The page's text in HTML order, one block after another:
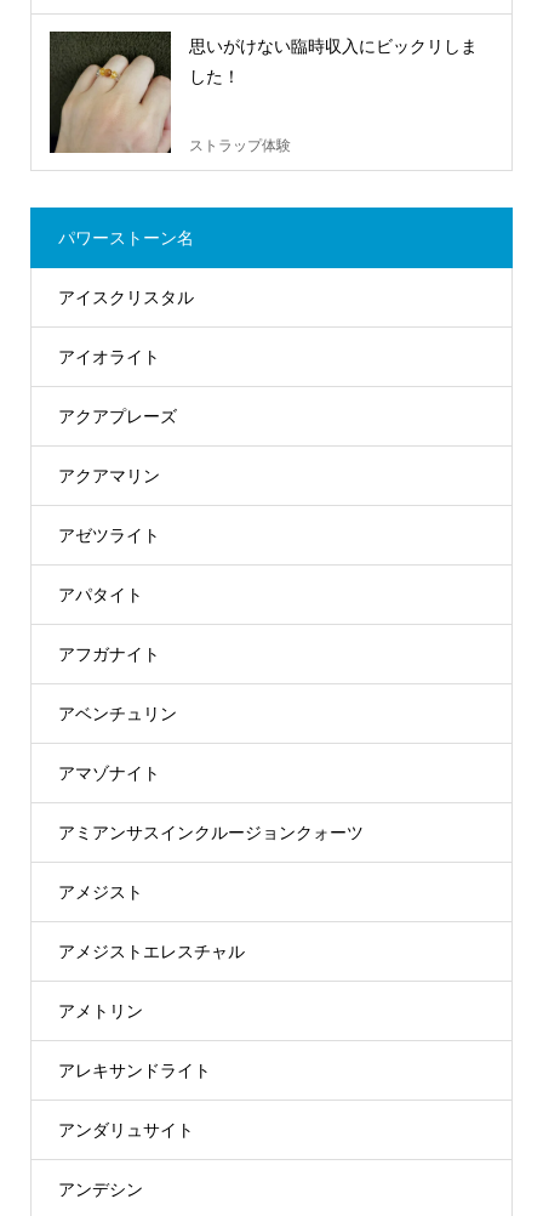
思いがけない臨時収入にビックリしま
した！
ストラップ体験
パワーストーン名
アイスクリスタル
アイオライト
アクアプレーズ
アクアマリン
アゼツライト
アパタイト
アフガナイト
アベンチュリン
アマゾナイト
アミアンサスインクルージョンクォーツ
アメジスト
アメジストエレスチャル
アメトリン
アレキサンドライト
アンダリュサイト
アンデシン